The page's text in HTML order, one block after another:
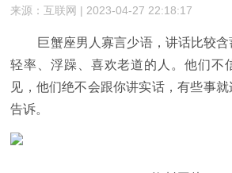
来源：互联网 | 2023-04-27 22:18:17
巨蟹座男人寡言少语，讲话比较
轻率、浮躁、喜欢老道的人。他们不
见，他们绝不会跟你讲实话，有些事
告诉。